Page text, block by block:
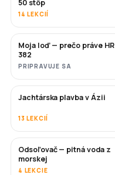
50 stôp
14 LEKCIÍ
ČOSKORO
Moja loď — prečo práve HR
382
PRIPRAVUJE SA
ČOSKORO
Jachtárska plavba v Ázii
13 LEKCIÍ
ČOSKORO
Odsoľovač — pitná voda z
morskej
4 LEKCIE